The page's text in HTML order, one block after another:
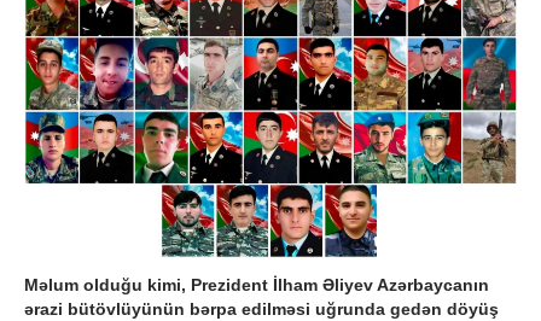
Məlum olduğu kimi, Prezident İlham Əliyev Azərbaycanın
ərazi bütövlüyünün bərpa edilməsi uğrunda gedən döyüş